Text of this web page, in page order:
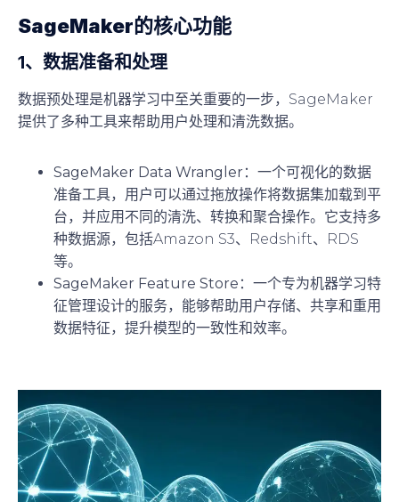
SageMaker的核心功能
1、 数据准备和处理
数据预处理是机器学习中至关重要的一步，SageMaker
提供了多种工具来帮助用户处理和清洗数据。
SageMaker Data Wrangler：一个可视化的数据
准备工具，用户可以通过拖放操作将数据集加载到平
台，并应用不同的清洗、转换和聚合操作。它支持多
种数据源，包括Amazon S3、Redshift、RDS
等。
SageMaker Feature Store ：一个专为机器学习特
征管理设计的服务，能够帮助用户存储、共享和重用
数据特征，提升模型的一致性和效率。